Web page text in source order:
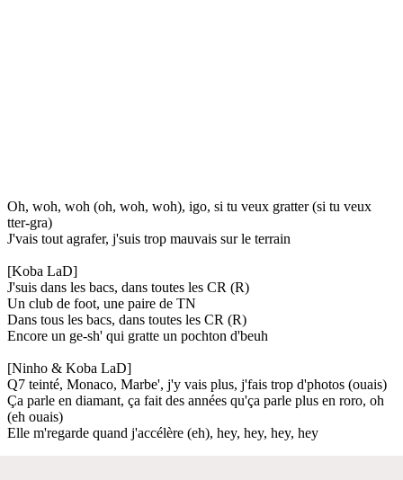
Oh, woh, woh (oh, woh, woh), igo, si tu veux gratter (si tu veux
tter-gra)
J'vais tout agrafer, j'suis trop mauvais sur le terrain
[Koba LaD]
J'suis dans les bacs, dans toutes les CR (R)
Un club de foot, une paire de TN
Dans tous les bacs, dans toutes les CR (R)
Encore un ge-sh' qui gratte un pochton d'beuh
[Ninho & Koba LaD]
Q7 teinté, Monaco, Marbe', j'y vais plus, j'fais trop d'photos (ouais)
Ça parle en diamant, ça fait des années qu'ça parle plus en roro, oh
(eh ouais)
Elle m'regarde quand j'accélère (eh), hey, hey, hey, hey